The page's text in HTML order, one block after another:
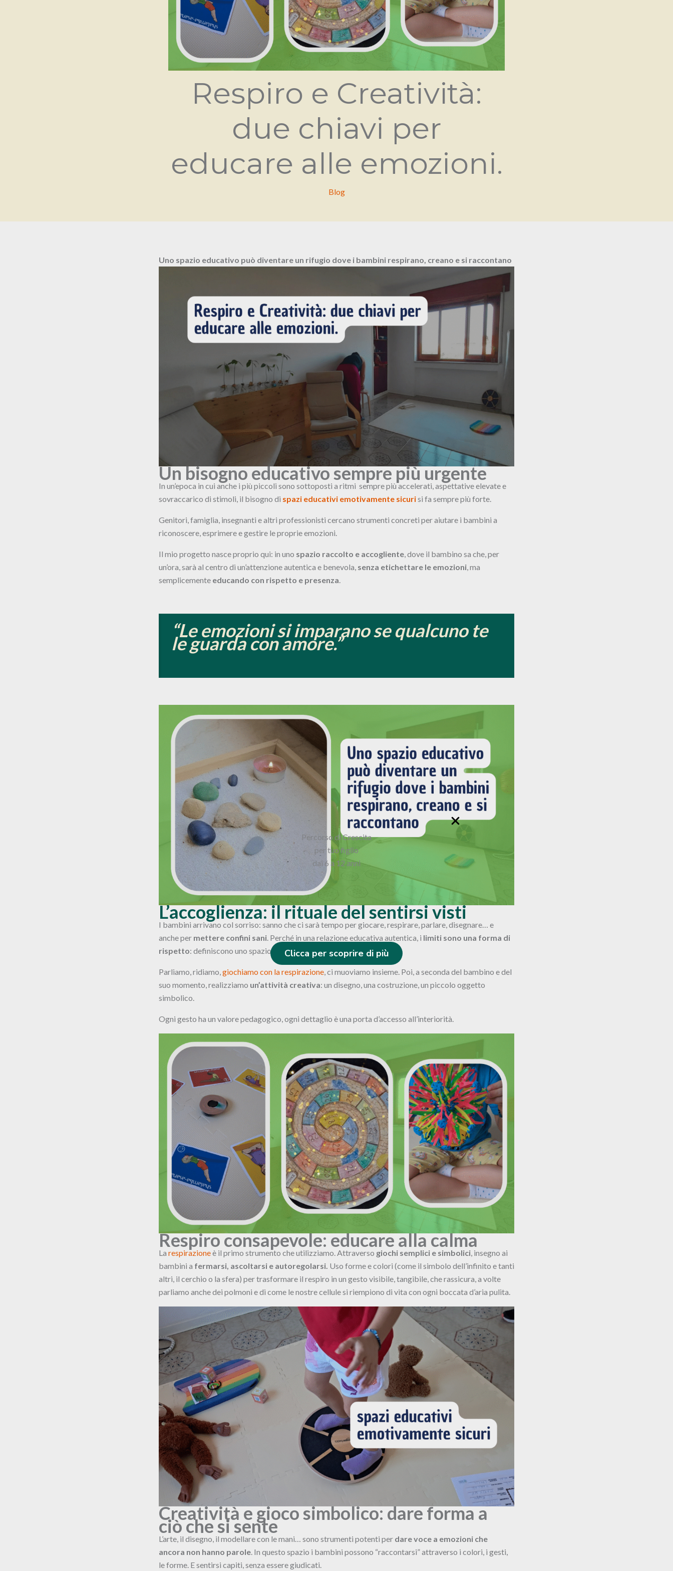
Percorso di Crescita
per tuo figlio
dai 6 a 12 anni
Clicca per scoprire di più
Respiro e Creatività:
due chiavi per
educare alle emozioni.
Blog
Uno spazio educativo può diventare un rifugio dove i bambini respirano, creano e si raccontano
Un bisogno educativo sempre più urgente
In un’epoca in cui anche i più piccoli sono sottoposti a ritmi sempre più accelerati, aspettative elevate e
sovraccarico di stimoli, il bisogno di spazi educativi emotivamente sicurisi fa sempre più forte.
Genitori, famiglia, insegnanti e altri professionisti cercano strumenti concreti per aiutare i bambini a
riconoscere, esprimere e gestire le proprie emozioni.
Il mio progetto nasce proprio qui: in uno spazio raccolto e accogliente, dove il bambino sa che, per
un’ora, sarà al centro di un’attenzione autentica e benevola, senza etichettare le emozioni, ma
semplicemente educando con rispetto e presenza.
“Le emozioni si imparano se qualcuno te
le guarda con amore.”
L’accoglienza: il rituale del sentirsi visti
I bambini arrivano col sorriso: sanno che ci sarà tempo per giocare, respirare, parlare, disegnare… e
anche per mettere confini sani . Perché in una relazione educativa autentica, i limiti sono una forma di
rispetto: definiscono uno spazio protetto in cui muoversi con fiducia.
Parliamo, ridiamo, giochiamo con la respirazione , ci muoviamo insieme. Poi, a seconda del bambino e del
suo momento, realizziamo un’attività creativa: un disegno, una costruzione, un piccolo oggetto
simbolico.
Ogni gesto ha un valore pedagogico, ogni dettaglio è una porta d’accesso all’interiorità.
Respiro consapevole: educare alla calma
La respirazioneè il primo strumento che utilizziamo. Attraverso giochi semplici e simbolici, insegno ai
bambini a fermarsi, ascoltarsi e autoregolarsi. Uso forme e colori (come il simbolo dell’infinito e tanti
altri, il cerchio o la sfera) per trasformare il respiro in un gesto visibile, tangibile, che rassicura, a volte
parliamo anche dei polmoni e di come le nostre cellule si riempiono di vita con ogni boccata d’aria pulita.
Creatività e gioco simbolico: dare forma a
ciò che si sente
L’arte, il disegno, il modellare con le mani… sono strumenti potenti per dare voce a emozioni che
ancora non hanno parole. In questo spazio i bambini possono “raccontarsi” attraverso i colori, i gesti,
le forme. E sentirsi capiti, senza essere giudicati.